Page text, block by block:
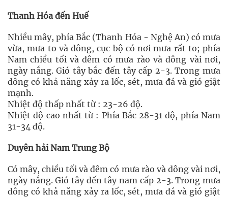
Thanh Hóa đến Huế
Nhiều mây, phía Bắc (Thanh Hóa - Nghệ An) có mưa
vừa, mưa to và dông, cục bộ có nơi mưa rất to; phía
Nam chiều tối và đêm có mưa rào và dông vài nơi,
ngày nắng. Gió tây bắc đến tây cấp 2-3. Trong mưa
dông có khả năng xảy ra lốc, sét, mưa đá và gió giật
mạnh.
Nhiệt độ thấp nhất từ : 23-26 độ.
Nhiệt độ cao nhất từ : Phía Bắc 28-31 độ, phía Nam
31-34 độ.
Duyên hải Nam Trung Bộ
Có mây, chiều tối và đêm có mưa rào và dông vài nơi,
ngày nắng. Gió tây đến tây nam cấp 2-3. Trong mưa
dông có khả năng xảy ra lốc, sét, mưa đá và gió giật